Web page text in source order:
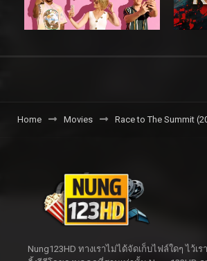
Home Movies Race to The Summit
Nung123HD ทางเราไม่ได้จัดเก็บไฟล์ใดๆ ไว้เร